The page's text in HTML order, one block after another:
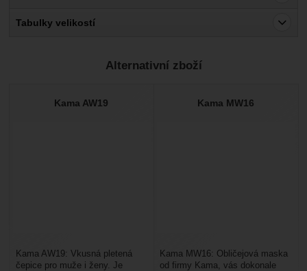
Nebyla přidána žádná recenze.
Tabulky velikostí
Alternativní zboží
Kama AW19
Kama AW19: Vkusná pletená
čepice pro muže i ženy. Je
Kama MW16
Kama MW16: Obličejová maska
od firmy Kama, vás dokonale